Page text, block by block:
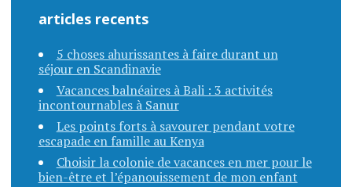
articles recents
5 choses ahurissantes à faire durant un
séjour en Scandinavie
Vacances balnéaires à Bali : 3 activités
incontournables à Sanur
Les points forts à savourer pendant votre
escapade en famille au Kenya
Choisir la colonie de vacances en mer pour le
bien-être et l’épanouissement de mon enfant